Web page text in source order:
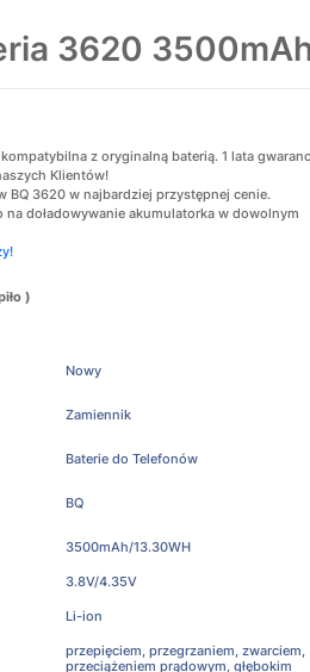
3620
z oryginalną baterią. 1 lata
Klientów!
BQ 3620 w najbardziej przystępnej cenie.
doładowywanie akumulatorka w dowolnym
)
Nowy
Zamiennik
Baterie do Telefonów
BQ
3500mAh/13.30WH
3.8V/4.35V
Li-ion
przepięciem, przegrzaniem, zwarciem,
przeciążeniem prądowym, głębokim